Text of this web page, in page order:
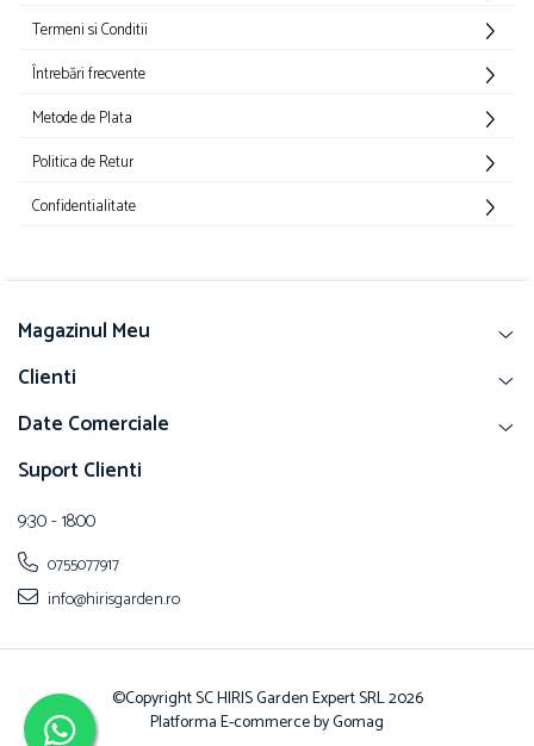
Termeni si Conditii
Întrebări frecvente
Metode de Plata
Politica de Retur
Confidentialitate
Magazinul Meu
Clienti
Date Comerciale
Suport Clienti
9:30 - 18:00
0755077917
info@hirisgarden.ro
©Copyright SC HIRIS Garden Expert SRL 2026
Platforma E-commerce by Gomag